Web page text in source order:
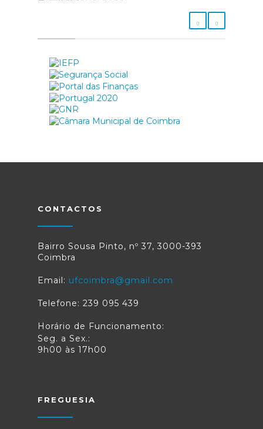
CONTACTOS
Bairro Sousa Pinto, nº 37, 3000-393
Coimbra
Email: ufcoimbra@gmail.com
Telefone: 239 095 439
Horário de Funcionamento:
Seg. a Sex.:
9h00 às 17h00
FREGUESIA